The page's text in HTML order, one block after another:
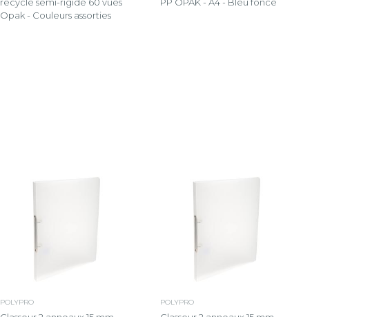
recyclé semi-rigide 60 vues
Opak - Couleurs assorties
PP OPAK - A4 - Bleu foncé
POLYPRO POLYPRO